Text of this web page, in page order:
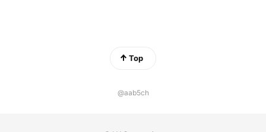
Top
@aab5ch